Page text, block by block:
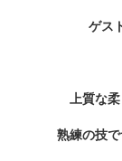
ゲス
上質な
熟練の技